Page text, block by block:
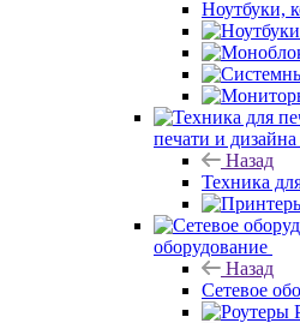
Ноутбуки,
печати и дизайна
Назад
Техника
оборудование
Назад
Сетевое